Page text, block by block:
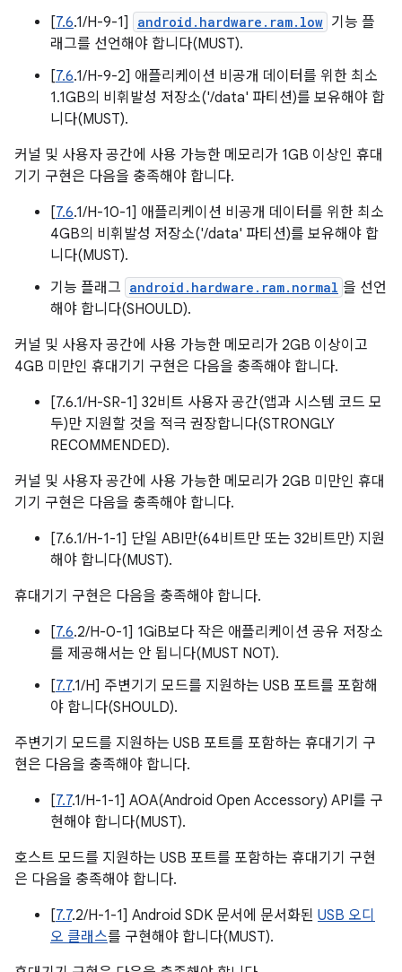
[7.6.1/H-9-1] android.hardware.ram.low 기능 플
래그를 선언해야 합니다(MUST).
[7.6.1/H-9-2] 애플리케이션 비공개 데이터를 위한 최소
1.1GB의 비휘발성 저장소('/data' 파티션)를 보유해야 합
니다(MUST).
커널 및 사용자 공간에 사용 가능한 메모리가 1GB 이상인 휴대
기기 구현은 다음을 충족해야 합니다.
[7.6.1/H-10-1] 애플리케이션 비공개 데이터를 위한 최소
4GB의 비휘발성 저장소('/data' 파티션)를 보유해야 합
니다(MUST).
기능 플래그 android.hardware.ram.normal 을 선언
해야 합니다(SHOULD).
커널 및 사용자 공간에 사용 가능한 메모리가 2GB 이상이고
4GB 미만인 휴대기기 구현은 다음을 충족해야 합니다.
[7.6.1/H-SR-1] 32비트 사용자 공간(앱과 시스템 코드 모
두)만 지원할 것을 적극 권장합니다(STRONGLY
RECOMMENDED).
커널 및 사용자 공간에 사용 가능한 메모리가 2GB 미만인 휴대
기기 구현은 다음을 충족해야 합니다.
[7.6.1/H-1-1] 단일 ABI만(64비트만 또는 32비트만) 지원
해야 합니다(MUST).
휴대기기 구현은 다음을 충족해야 합니다.
[7.6.2/H-0-1] 1GiB보다 작은 애플리케이션 공유 저장소
를 제공해서는 안 됩니다(MUST NOT).
[7.7.1/H] 주변기기 모드를 지원하는 USB 포트를 포함해
야 합니다(SHOULD).
주변기기 모드를 지원하는 USB 포트를 포함하는 휴대기기 구
현은 다음을 충족해야 합니다.
[7.7.1/H-1-1] AOA(Android Open Accessory) API를 구
현해야 합니다(MUST).
호스트 모드를 지원하는 USB 포트를 포함하는 휴대기기 구현
은 다음을 충족해야 합니다.
[7.7.2/H-1-1] Android SDK 문서에 문서화된 USB 오디
오 클래스를 구현해야 합니다(MUST).